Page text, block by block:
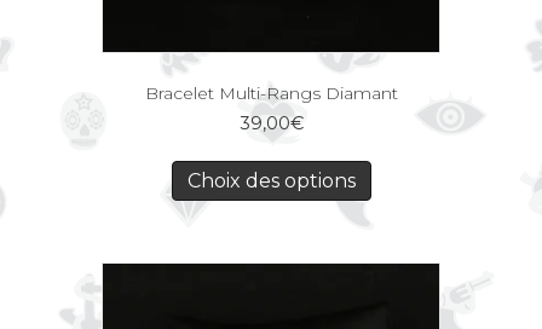
Bracelet Multi-Rangs Diamant
39,00€
Choix des options